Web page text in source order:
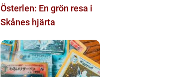
Österlen: En grön resa i
Skånes hjärta